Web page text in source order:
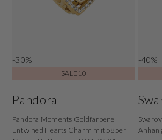
-30%
SALE10
Pandora
Pandora Moments Goldfarbene
Entwined Hearts Charm mit 585er
-40%